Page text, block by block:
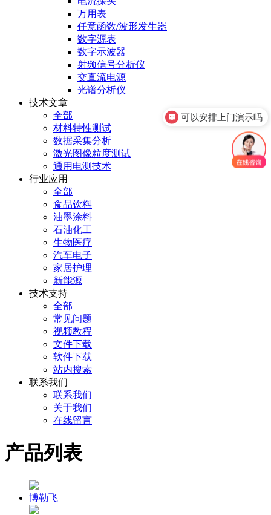
万用表
任意函数/波形发生器
数字源表
数字示波器
射频信号分析仪
交直流电源
光谱分析仪
技术文章
全部
材料特性测试
数据采集分析
激光图像粒度测试
通用电测技术
行业应用
全部
食品饮料
油墨涂料
石油化工
生物医疗
汽车电子
家居护理
新能源
技术支持
全部
常见问题
视频教程
文件下载
软件下载
站内搜索
联系我们
联系我们
关于我们
在线留言
产品列表
博勒飞
可以安排上门演示吗